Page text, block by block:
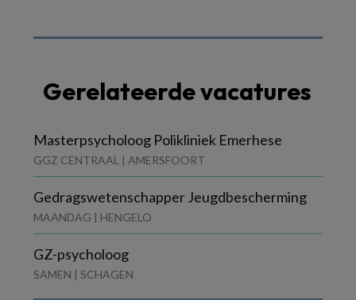
Gerelateerde vacatures
Masterpsycholoog Polikliniek Emerhese
GGZ CENTRAAL | AMERSFOORT
Gedragswetenschapper Jeugdbescherming
MAANDAG | HENGELO
GZ-psycholoog
SAMEN | SCHAGEN